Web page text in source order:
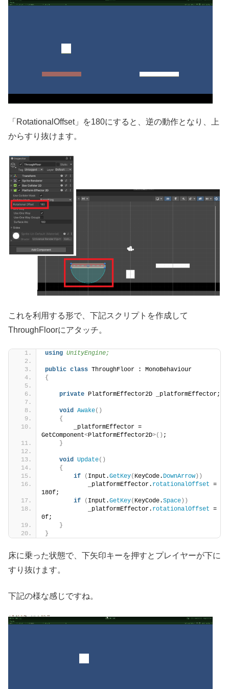
「RotationalOffset」を180にすると、逆の動作となり、上
からすり抜けます。
これを利用する形で、下記スクリプトを作成して
ThroughFloorにアタッチ。
using UnityEngine;
public class ThroughFloor : MonoBehaviour
{
private PlatformEffector2D _platformEffector;
void Awake()
{
        _platformEffector =
GetComponent<PlatformEffector2D>() ;
}
void Update()
{
if
( Input.GetKey( KeyCode. DownArrow ))
            _platformEffector.
rotationalOffset =
180f;
if
( Input.GetKey( KeyCode.Space ))
            _platformEffector.
rotationalOffset =
0f;
}
}
床に乗った状態で、下矢印キーを押すとプレイヤーが下に
すり抜けます。
下記の様な感じですね。